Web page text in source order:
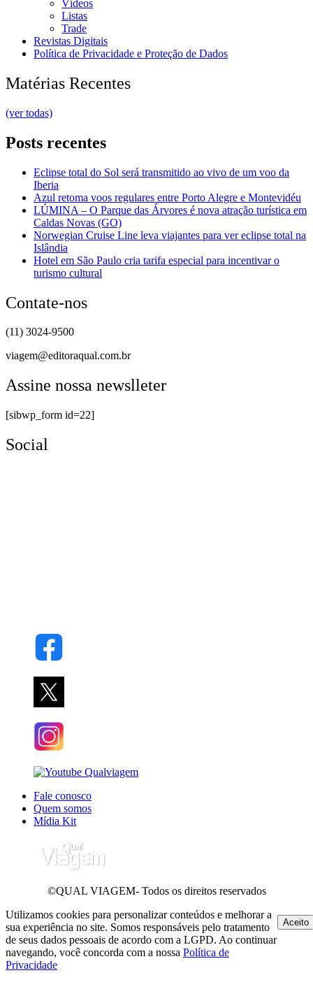
Vídeos
Listas
Trade
Revistas Digitais
Política de Privacidade e Proteção de Dados
Matérias Recentes
(ver todas)
Posts recentes
Eclipse total do Sol será transmitido ao vivo de um voo da
Iberia
Azul retoma voos regulares entre Porto Alegre e Montevidéu
LÚMINA – O Parque das Árvores é nova atração turística em
Caldas Novas (GO)
Norwegian Cruise Line leva viajantes para ver eclipse total na
Islândia
Hotel em São Paulo cria tarifa especial para incentivar o
turismo cultural
Contate-nos
(11) 3024-9500
viagem@editoraqual.com.br
Assine nossa newslleter
[sibwp_form id=22]
Social
Fale conosco
Quem somos
Mídia Kit
©QUAL VIAGEM- Todos os direitos reservados
Utilizamos cookies para personalizar conteúdos e melhorar a
sua experiência no site. Somos responsáveis pelo tratamento
de seus dados pessoais de acordo com a LGPD. Ao continuar
navegando, você concorda com a nossa Política de
Privacidade
Aceito